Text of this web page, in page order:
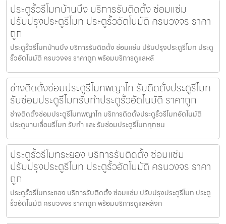
ประตูรั้วรีโมทบ้านบึง บริการรับติดตั้ง ซ่อมแซ่ม
ปรับปรุงประตูรีโมท ประตูรั้วอัตโนมัติ ครบวงจร ราคา
ถูก
ประตูรั้วรีโมทบ้านบึง บริการรับติดตั้ง ซ่อมแซ่ม ปรับปรุงประตูรีโมท ประตู
รั้วอัตโนมัติ ครบวงจร ราคาถูก พร้อมบริการดูแลหลั
ช่างติดตั้งซ่อมประตูรีโมทพญาไท รับติดตั้งประตูรีโมท
รับซ่อมประตูรีโมทรับทำประตูรั้วอัตโนมัติ ราคาถูก
ช่างติดตั้งซ่อมประตูรีโมทพญาไท บริการติดตั้งประตูรั้วรีโมทอัตโนมัติ
ประตูบานเลื่อนรีโมท รับทำ และ รับซ่อมประตูรีโมททุกชน
ประตูรั้วรีโมทระยอง บริการรับติดตั้ง ซ่อมแซ่ม
ปรับปรุงประตูรีโมท ประตูรั้วอัตโนมัติ ครบวงจร ราคา
ถูก
ประตูรั้วรีโมทระยอง บริการรับติดตั้ง ซ่อมแซ่ม ปรับปรุงประตูรีโมท ประตู
รั้วอัตโนมัติ ครบวงจร ราคาถูก พร้อมบริการดูแลหลังก